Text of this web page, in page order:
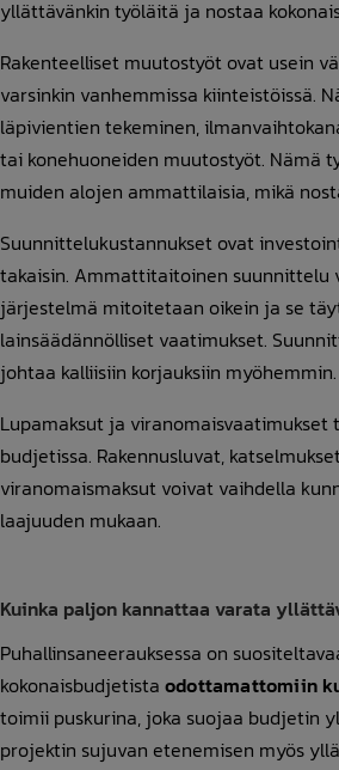
yllättävänkin työläitä ja nostaa
Rakenteelliset muutostyöt ovat usein
varsinkin vanhemmissa kiinteistöissä.
läpivientien tekeminen,
tai konehuoneiden muutostyöt. Nämä
muiden alojen ammattilaisia, mikä
Suunnittelukustannukset ovat
takaisin. Ammattitaitoinen suunnittelu
järjestelmä mitoitetaan oikein ja se
lainsäädännölliset vaatimukset.
johtaa kalliisiin korjauksiin myöhemmin.
Lupamaksut ja viranomaisvaatimukset
budjetissa. Rakennusluvat,
viranomaismaksut voivat vaihdella
laajuuden mukaan.
Kuinka paljon kannattaa varata
Puhallinsaneerauksessa on
kokonaisbudjetista odottamattomiin
toimii puskurina, joka suojaa budjetin
projektin sujuvan etenemisen myös